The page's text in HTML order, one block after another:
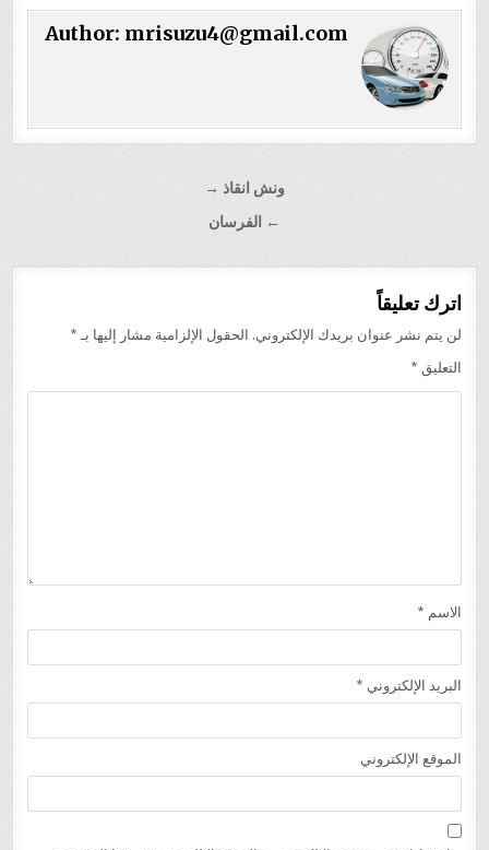
Author: mrisuzu4@gmail.com
ونش انقاذ →
← الفرسان
اترك تعليقاً
لن يتم نشر عنوان بريدك الإلكتروني. الحقول الإلزامية مشار إليها بـ *
التعليق *
الاسم *
البريد الإلكتروني *
الموقع الإلكتروني